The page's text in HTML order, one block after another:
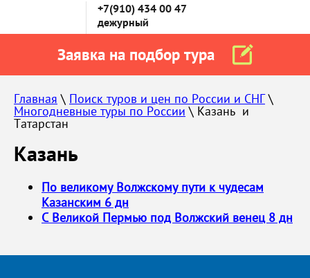
+7(910) 434 00 47
дежурный
Заявка на подбор тура
Главная \ Поиск туров и цен по России и СНГ
Многодневные туры по России \ Казань  и
Татарстан
Казань
По великому Волжскому пути к чудесам
Казанским 6 дн
С Великой Пермью под Волжский венец 8 дн